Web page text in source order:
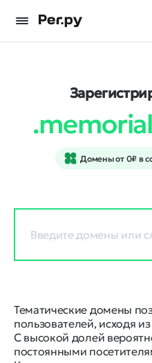
.memorial
Домены от 0₽ в
Тематические домены
пользователей, исходя
С высокой долей
постоянными